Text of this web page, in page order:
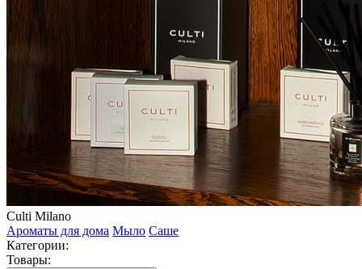
Culti Milano
Ароматы для дома Мыло Саше
Категории:
Товары: